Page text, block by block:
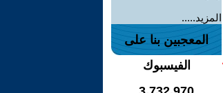
المزيد.....
المعجبين بنا على
الفيسبوك